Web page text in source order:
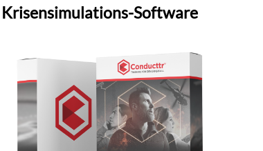
Krisensimulations-Software